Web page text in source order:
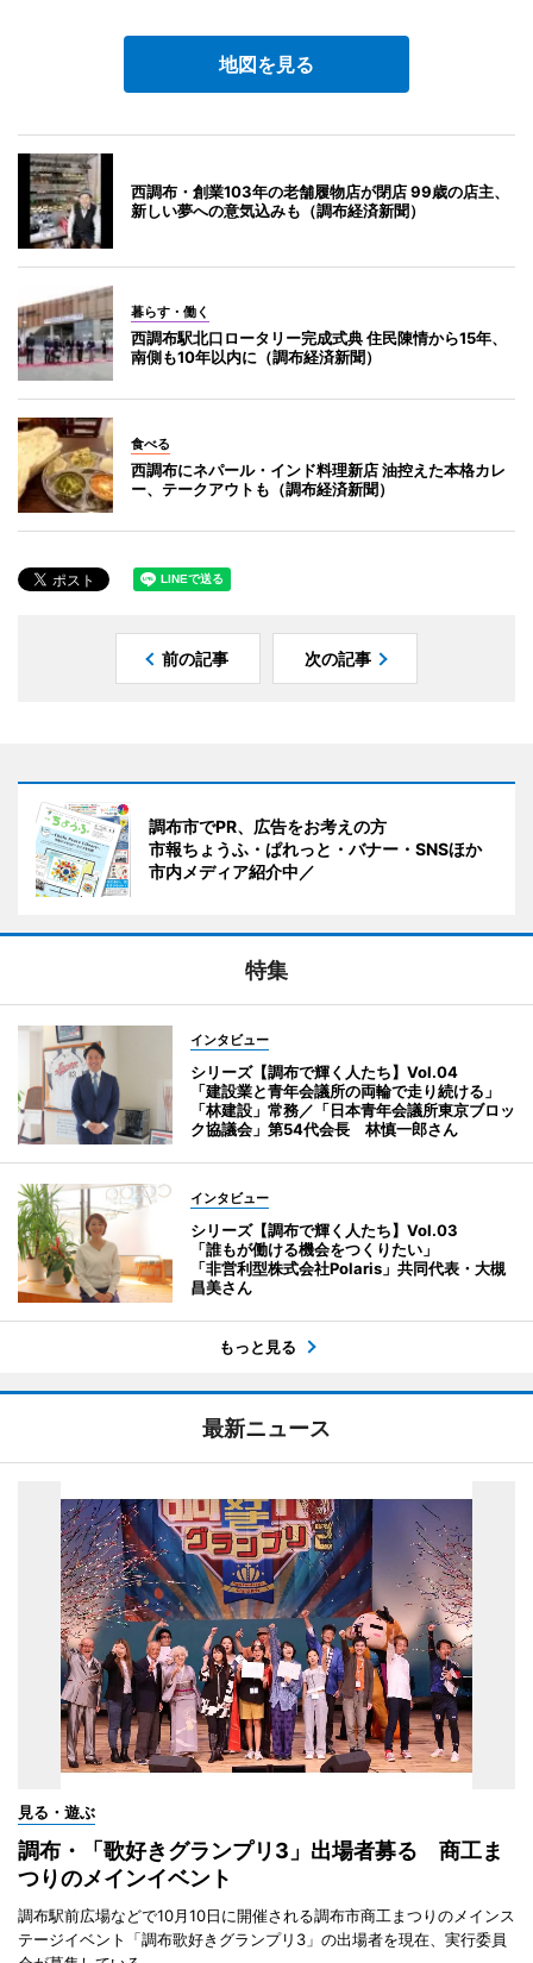
地図を見る
西調布・創業103年の老舗履物店が閉店 99歳の店主、
新しい夢への意気込みも（調布経済新聞）
暮らす・働く
西調布駅北口ロータリー完成式典 住民陳情から15年、
南側も10年以内に（調布経済新聞）
食べる
西調布にネパール・インド料理新店 油控えた本格カレ
ー、テークアウトも（調布経済新聞）
前の記事 次の記事
調布市でPR、広告をお考えの方
市報ちょうふ・ぱれっと・バナー・SNSほか
市内メディア紹介中／
特集
インタビュー
シリーズ【調布で輝く人たち】Vol.04
「建設業と青年会議所の両輪で走り続ける」
「林建設」常務／「日本青年会議所東京ブロッ
ク協議会」第54代会長 林慎一郎さん
インタビュー
シリーズ【調布で輝く人たち】Vol.03
「誰もが働ける機会をつくりたい」
「非営利型株式会社Polaris」共同代表・大槻
昌美さん
もっと見る
最新ニュース
見る・遊ぶ
調布・「歌好きグランプリ3」出場者募る 商工ま
つりのメインイベント
調布駅前広場などで10月10日に開催される調布市商工まつりのメインス
テージイベント「調布歌好きグランプリ3」の出場者を現在、実行委員